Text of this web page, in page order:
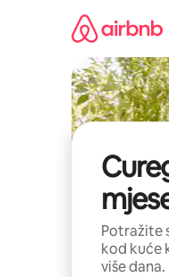
Potražite
kod kuće
više dana.